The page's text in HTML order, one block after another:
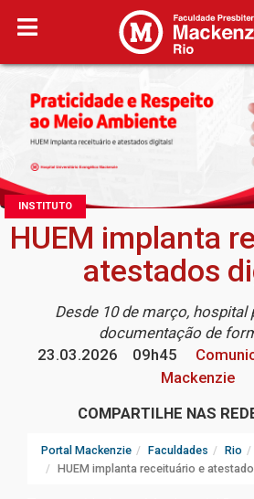
INSTITUTO
HUEM implanta
atestados
Desde 10 de março, hospital
documentação de
23.03.2026
09h45
Mackenzie
COMPARTILHE NAS
Portal Mackenzie Faculdades Rio
HUEM implanta receituário e